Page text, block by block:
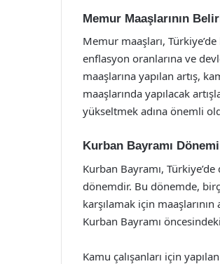
Memur Maaşlarının
Memur maaşları,
enflasyon oranlarına ve
maaşlarına yapılan artış,
maaşlarında yapılacak
yükseltmek adına önemli
Kurban Bayramı
Kurban Bayramı,
dönemdir. Bu dönemde,
karşılamak için
Kurban Bayramı
Kamu çalışanları için